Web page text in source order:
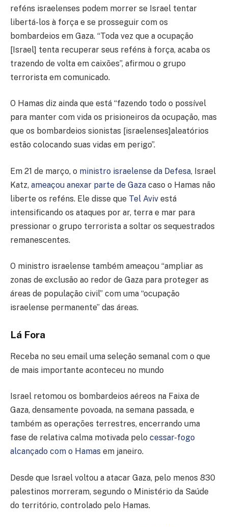
reféns israelenses podem morrer se Israel tentar
libertá-los à força e se prosseguir com os
bombardeios em Gaza. “Toda vez que a ocupação
[Israel] tenta recuperar seus reféns à força, acaba os
trazendo de volta em caixões”, afirmou o grupo
terrorista em comunicado.
O Hamas diz ainda que está “fazendo todo o possível
para manter com vida os prisioneiros da ocupação, mas
que os bombardeios sionistas [israelenses]aleatórios
estão colocando suas vidas em perigo”.
Em 21 de março, o ministro israelense da Defesa, Israel
Katz, ameaçou anexar parte de Gaza caso o Hamas não
liberte os reféns. Ele disse que Tel Aviv está
intensificando os ataques por ar, terra e mar para
pressionar o grupo terrorista a soltar os sequestrados
remanescentes.
O ministro israelense também ameaçou “ampliar as
zonas de exclusão ao redor de Gaza para proteger as
áreas de população civil” com uma “ocupação
israelense permanente” das áreas.
Lá Fora
Receba no seu email uma seleção semanal com o que
de mais importante aconteceu no mundo
Israel retomou os bombardeios aéreos na Faixa de
Gaza, densamente povoada, na semana passada, e
também as operações terrestres, encerrando uma
fase de relativa calma motivada pelo cessar-fogo
alcançado com o Hamas em janeiro.
Desde que Israel voltou a atacar Gaza, pelo menos 830
palestinos morreram, segundo o Ministério da Saúde
do território, controlado pelo Hamas.